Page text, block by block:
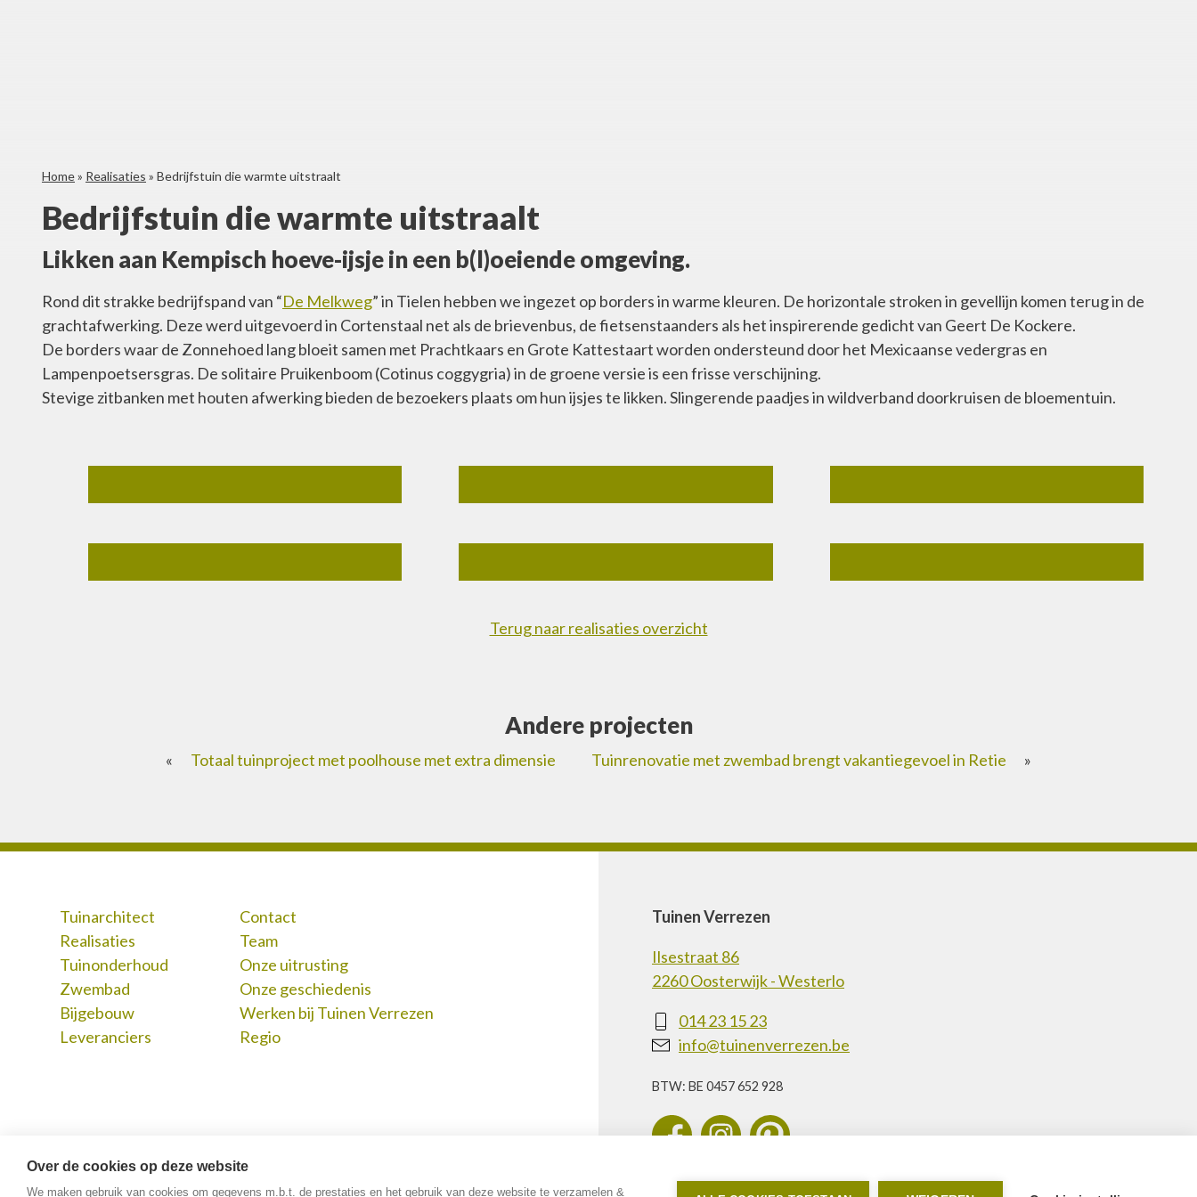
Home» Realisaties » Bedrijfstuin die warmte uitstraalt
Bedrijfstuin die warmte uitstraalt
Likken aan Kempisch hoeve-ijsje in een b(l)oeiende omgeving.
Rond dit strakke bedrijfspand van “De Melkweg” in Tielen hebben we ingezet op borders in warme kleuren. De horizontale stroken in gevellijn komen terug in de
grachtafwerking. Deze werd uitgevoerd in Cortenstaal net als de brievenbus, de fietsenstaanders als het inspirerende gedicht van Geert De Kockere.
De borders waar de Zonnehoed lang bloeit samen met Prachtkaars en Grote Kattestaart worden ondersteund door het Mexicaanse vedergras en
Lampenpoetsersgras. De solitaire Pruikenboom (Cotinus coggygria) in de groene versie is een frisse verschijning.
Stevige zitbanken met houten afwerking bieden de bezoekers plaats om hun ijsjes te likken. Slingerende paadjes in wildverband doorkruisen de bloementuin.
Terug naar realisaties overzicht
Andere projecten
« Totaal tuinproject met poolhouse met extra dimensie Tuinrenovatie met zwembad brengt vakantiegevoel in Retie »
Tuinarchitect
Realisaties
Tuinonderhoud
Zwembad
Bijgebouw
Leveranciers
Contact
Team
Onze uitrusting
Onze geschiedenis
Werken bij Tuinen Verrezen
Regio
Tuinen Verrezen
Ilsestraat 86
2260 Oosterwijk - Westerlo
014 23 15 23
info@tuinenverrezen.be
BTW: BE 0457 652 928
Over de cookies op deze website
We maken gebruik van cookies om gegevens m.b.t. de prestaties en het gebruik van deze website te verzamelen &